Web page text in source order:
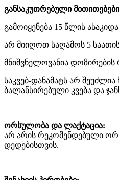
განსაკუთრებული
გამოიყენება 15 წლის
არ მიიღოთ საღამოს 5
მნიშვნელოვანია დოზირების
საკვებ-დანამატს არ
ბალანსირებული კვება და
ორსულობა და ლაქტაცია:
არ არის რეკომენდებული
დედებისთვის.